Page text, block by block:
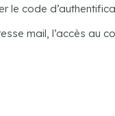
le code
mail, l’accès au